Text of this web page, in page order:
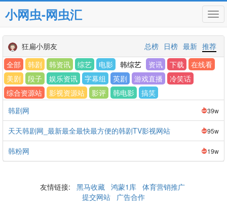
小网虫-网虫汇
狂扁小朋友 推荐
最新
日榜
总榜
全部
韩剧 韩资讯 综艺 电影 韩综艺 资讯 下载
在线看
美剧
段子 娱乐资讯 字幕组 英剧 游戏直播
冷笑话
综合资源站
影视资源站 影评 韩电影
搞笑
韩剧网
39w
天天韩剧网_最新最全最快最方便的韩剧TV影视网站 95w
韩粉网 19w
友情链接: 黑马收藏 鸿蒙1库 体育营销推广
提交网站
广告合作